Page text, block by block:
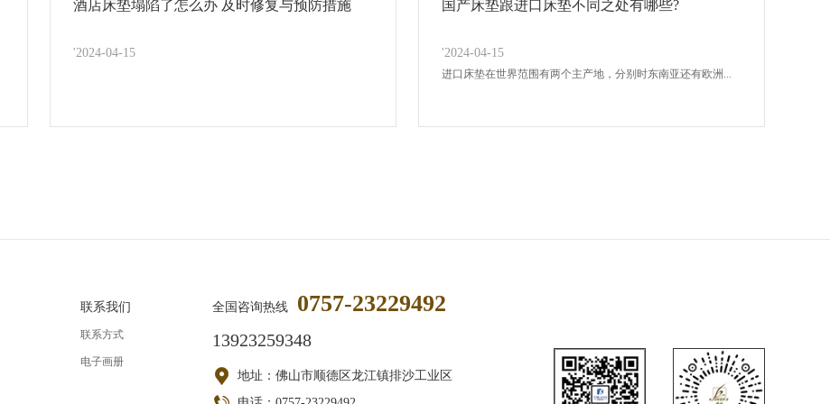
酒店床垫塌陷了怎么办 及时修复与预防措施
'2024-04-15
国产床垫跟进口床垫不同之处有哪些?
'2024-04-15
进口床垫在世界范围有两个主产地，分别时东南亚还有欧洲...
联系我们
联系方式
电子画册
全国咨询热线 0757-23229492
13923259348
地址：佛山市顺德区龙江镇排沙工业区